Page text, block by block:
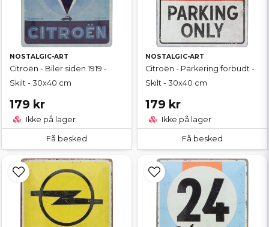
NOSTALGIC-ART
Citroën - Biler siden 1919 -
Skilt - 30x40 cm
179 kr
Ikke på lager
Få besked
NOSTALGIC-ART
Citroën - Parkering forbudt -
Skilt - 30x40 cm
179 kr
Ikke på lager
Få besked